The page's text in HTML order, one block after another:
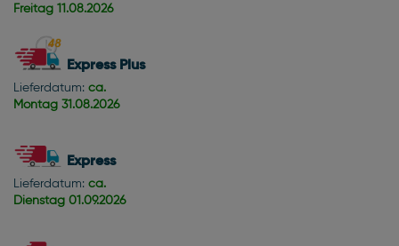
Freitag 11.08.2026
Express Plus
Lieferdatum: ca.
Montag 31.08.2026
Express
Lieferdatum: ca.
Dienstag 01.09.2026